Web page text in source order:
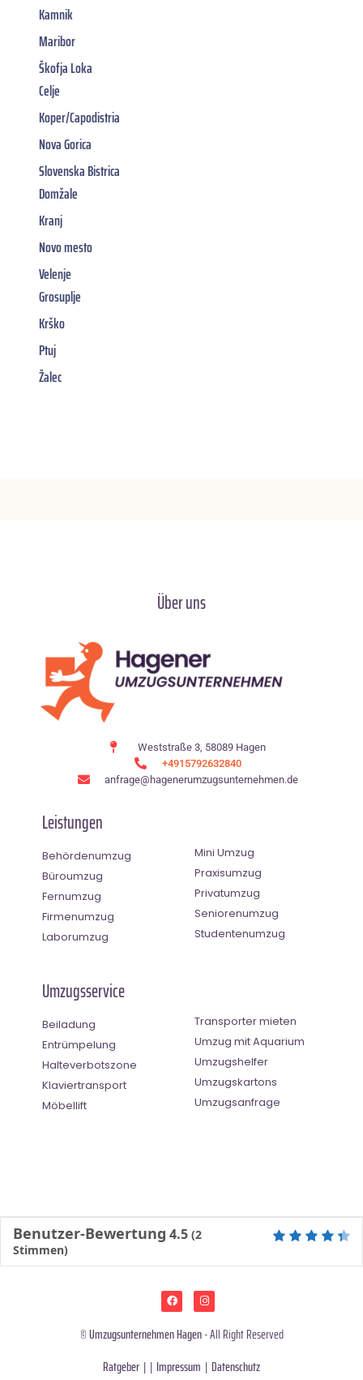
Kamnik
Maribor
Škofja Loka
Celje
Koper/Capodistria
Nova Gorica
Slovenska Bistrica
Domžale
Kranj
Novo mesto
Velenje
Grosuplje
Krško
Ptuj
Žalec
Über uns
Weststraße 3, 58089 Hagen
+4915792632840
anfrage@hagenerumzugsunternehmen.de
Leistungen
Behördenumzug
Büroumzug
Fernumzug
Firmenumzug
Laborumzug
Mini Umzug
Praxisumzug
Privatumzug
Seniorenumzug
Studentenumzug
Umzugsservice
Beiladung
Entrümpelung
Halteverbotszone
Klaviertransport
Möbellift
Transporter mieten
Umzug mit Aquarium
Umzugshelfer
Umzugskartons
Umzugsanfrage
Benutzer-Bewertung 4.5 (2
Stimmen)
©Umzugsunternehmen Hagen- All Right Reserved
Ratgeber | | Impressum | Datenschutz